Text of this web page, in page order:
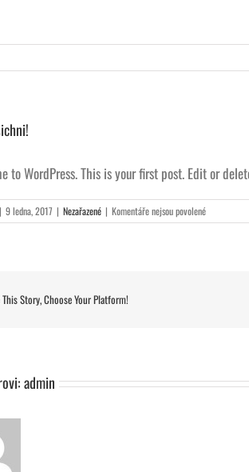
to WordPress. This is your first post. Edit or
| 9 ledna, 2017 | Nezařazené | Komentáře nejsou povolenéu
textu
This Story, Choose Your Platform!
admin